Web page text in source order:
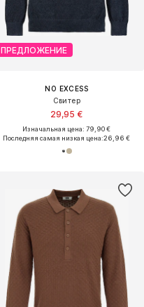
ПРЕДЛОЖЕНИЕ
NO EXCESS
Свитер
29,95 €
Изначальная цена: 79,90 €
Последняя самая низкая цена:26,96 €